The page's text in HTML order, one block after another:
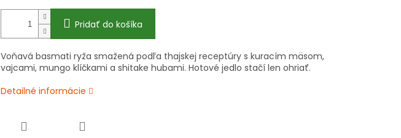
Pridať do košíka
Voňavá basmati ryža smažená podľa thajskej receptúry s kuracím mäsom,
vajcami, mungo klíčkami a shitake hubami. Hotové jedlo stačí len ohriať.
Detailné informácie